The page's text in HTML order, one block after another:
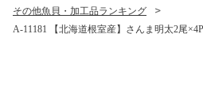
その他魚貝・加工品ランキング
A-11181 【北海道根室産】さんま明太2尾